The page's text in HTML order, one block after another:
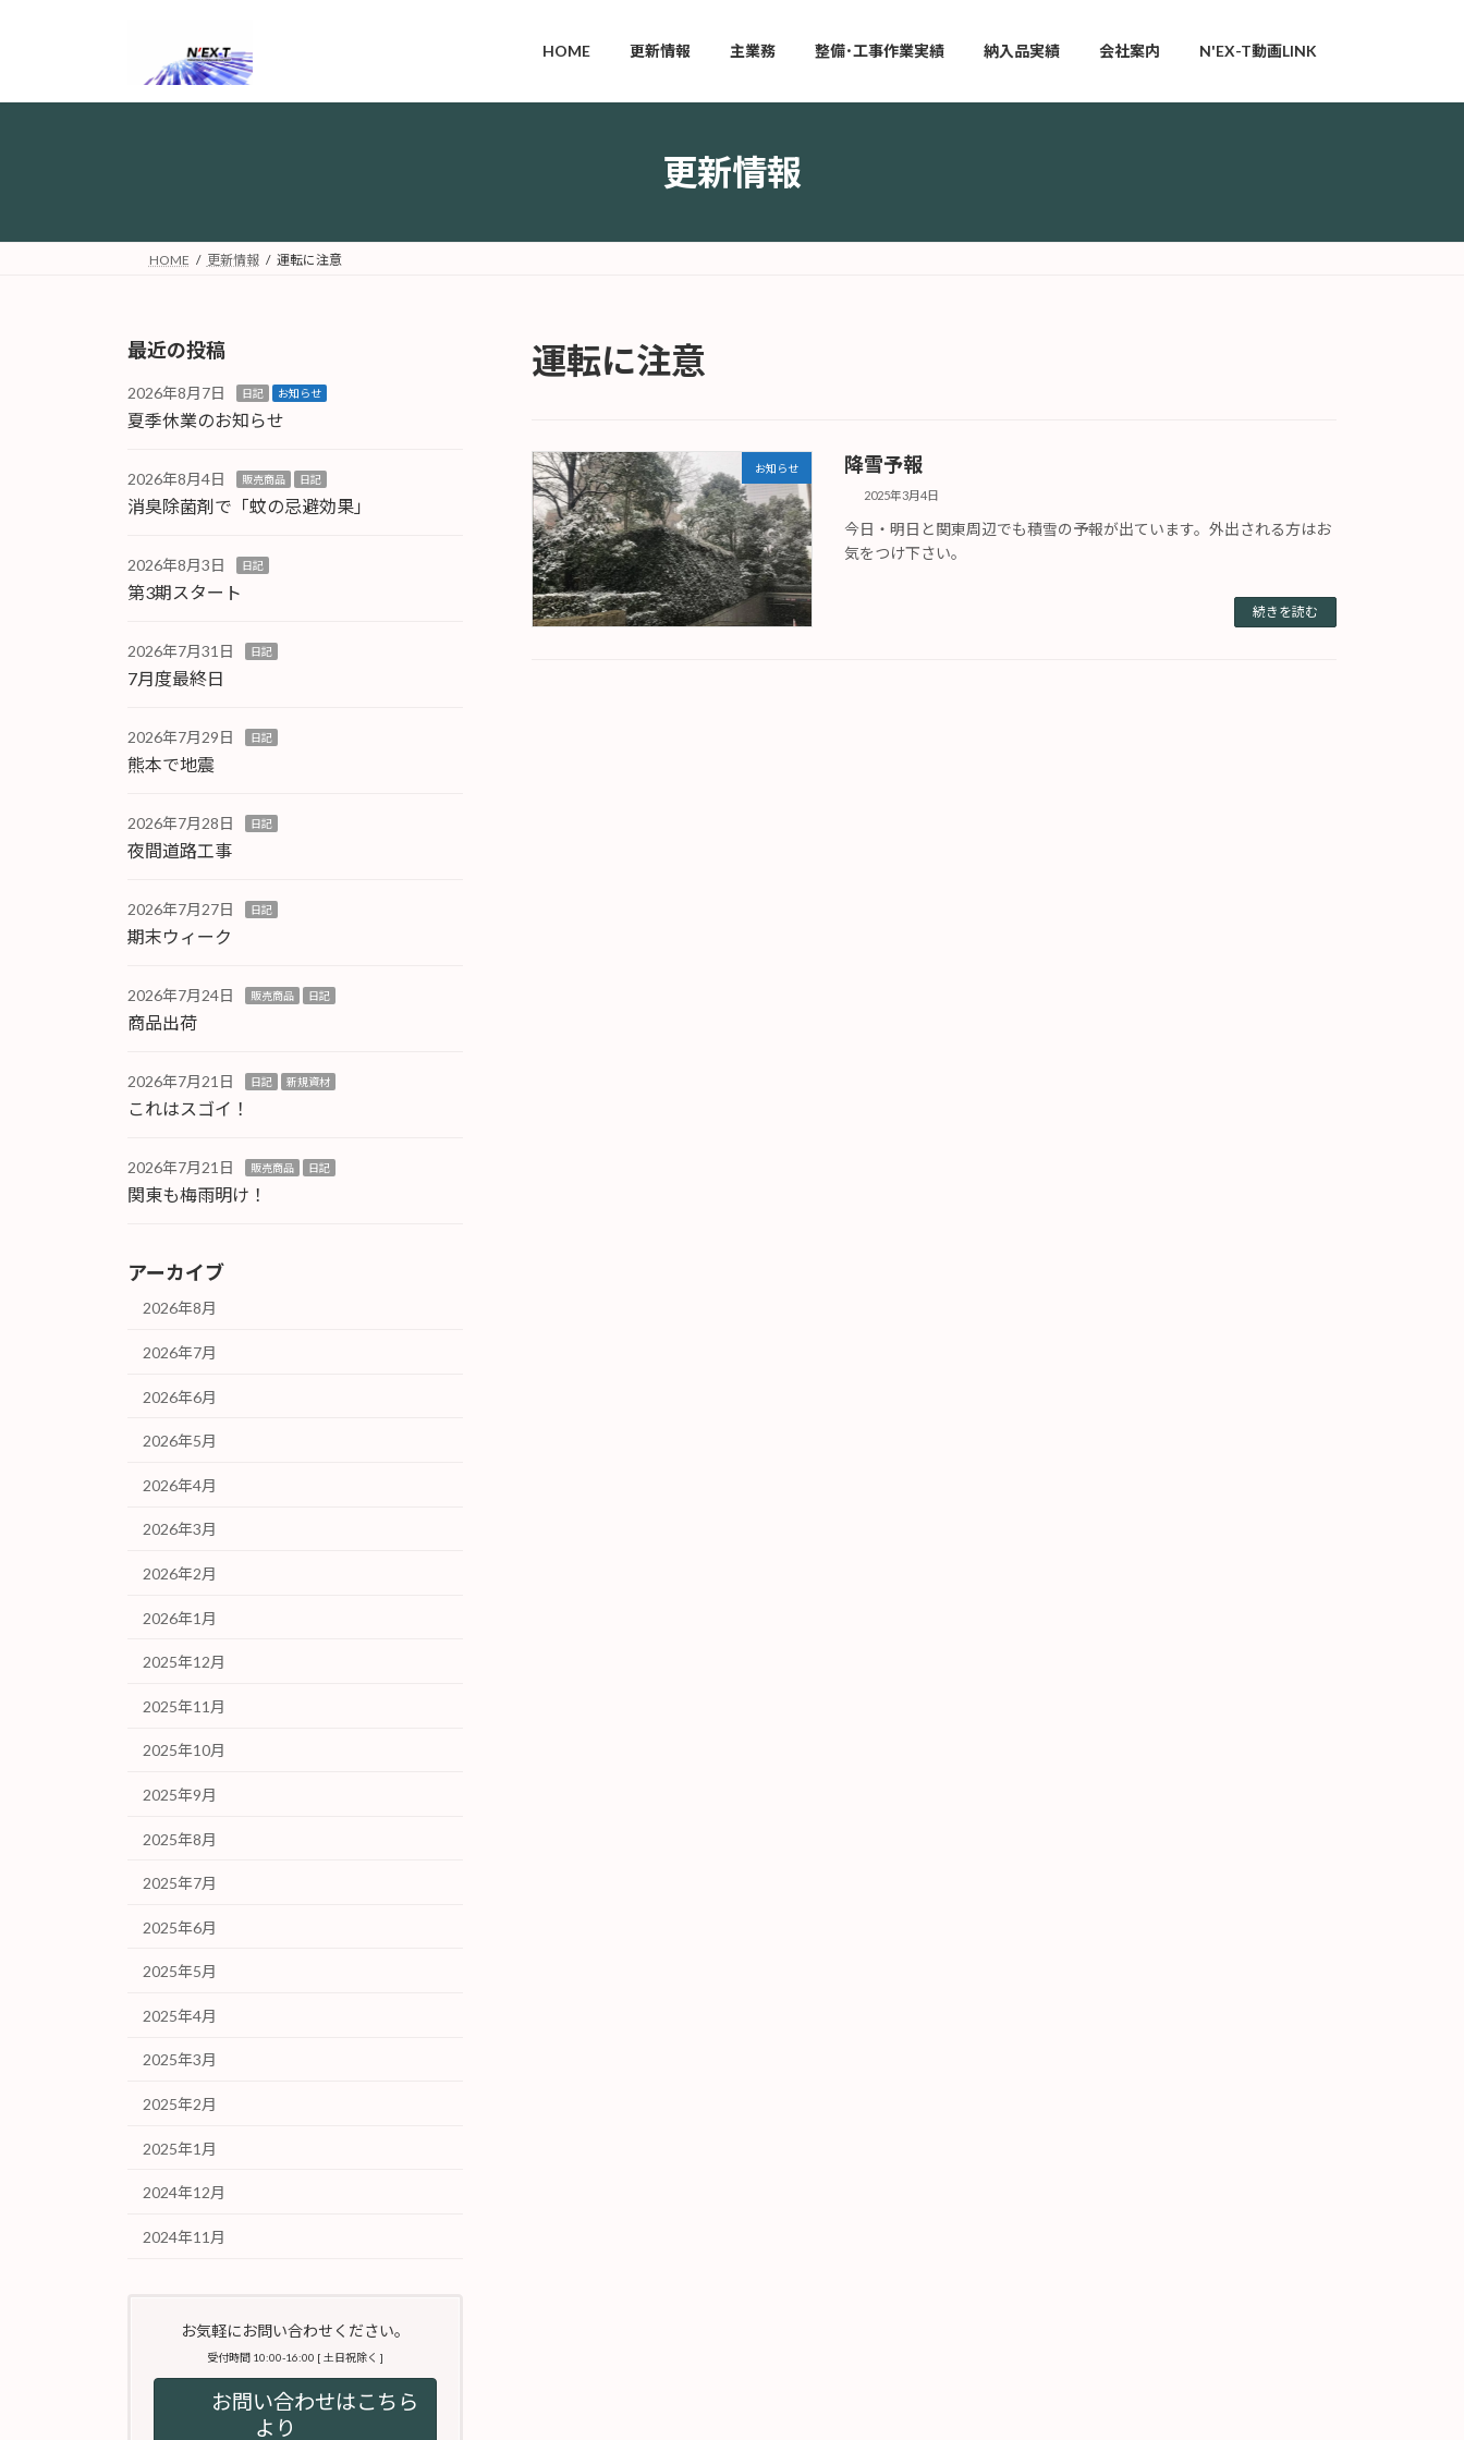
プ
動
HOME 更新情報 主業務 整備･工事作業実績 納入品実績 会社案内 N'EX-T動画LINK
更新情報
HOME 更新情報 運転に注意
運転に注意
お知らせ 降雪予報
2025年3月4日
今日・明日と関東周辺でも積雪の予報が出ています。外出される方はお
気をつけ下さい。
続きを読む
最近の投稿
2026年8月7日 日記 お知らせ
夏季休業のお知らせ
2026年8月4日 販売商品 日記
消臭除菌剤で「蚊の忌避効果」
2026年8月3日 日記
第3期スタート
2026年7月31日 日記
7月度最終日
2026年7月29日 日記
熊本で地震
2026年7月28日 日記
夜間道路工事
2026年7月27日 日記
期末ウィーク
2026年7月24日 販売商品 日記
商品出荷
2026年7月21日 日記 新規資材
これはスゴイ！
2026年7月21日 販売商品 日記
関東も梅雨明け！
アーカイブ
2026年8月
2026年7月
2026年6月
2026年5月
2026年4月
2026年3月
2026年2月
2026年1月
2025年12月
2025年11月
2025年10月
2025年9月
2025年8月
2025年7月
2025年6月
2025年5月
2025年4月
2025年3月
2025年2月
2025年1月
2024年12月
2024年11月
お気軽にお問い合わせください。
受付時間 10:00-16:00 [ 土日祝除く ]
お問い合わせはこちら
より